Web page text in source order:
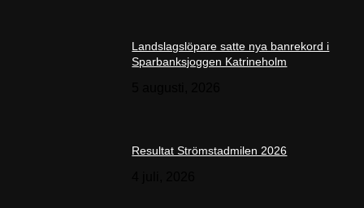
Landslagslöpare satte nya banrekord i
Sparbanksjoggen Katrineholm
Resultat Strömstadmilen 2026